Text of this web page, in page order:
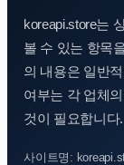
koreapi.store는
볼 수 있는 항목
의 내용은 일반
여부는 각 업체
것이 필요합니다.
사이트명: